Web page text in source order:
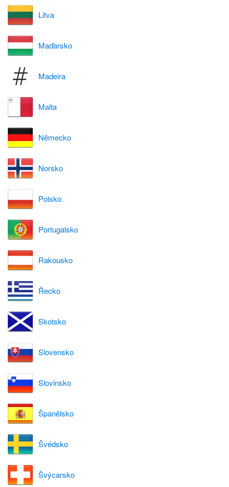
Litva
Maďarsko
Madeira
Malta
Německo
Norsko
Polsko
Portugalsko
Rakousko
Řecko
Skotsko
Slovensko
Slovinsko
Španělsko
Švédsko
Švýcarsko